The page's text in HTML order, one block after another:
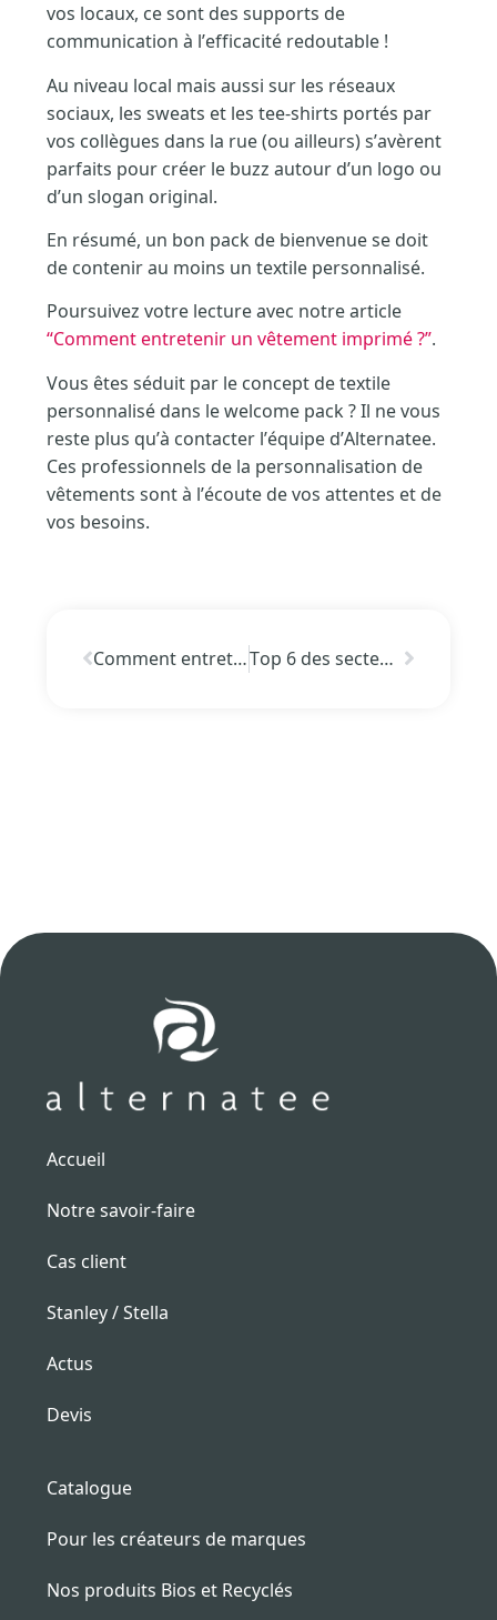
vos locaux, ce sont des supports de
communication à l’efficacité redoutable !
Au niveau local mais aussi sur les réseaux
sociaux, les sweats et les tee-shirts portés par
vos collègues dans la rue (ou ailleurs) s’avèrent
parfaits pour créer le buzz autour d’un logo ou
d’un slogan original.
En résumé, un bon pack de bienvenue se doit
de contenir au moins un textile personnalisé.
Poursuivez votre lecture avec notre article
“Comment entretenir un vêtement imprimé ?”.
Vous êtes séduit par le concept de textile
personnalisé dans le welcome pack ? Il ne vous
reste plus qu’à contacter l’équipe d’Alternatee.
Ces professionnels de la personnalisation de
vêtements sont à l’écoute de vos attentes et de
vos besoins.
Comment entretenir un vêtement imprimé ? Top 6 des secteurs d’activités où le textile personnalisé est une bonne idée !
Accueil
Notre savoir-faire
Cas client
Stanley / Stella
Actus
Devis
Catalogue
Pour les créateurs de marques
Nos produits Bios et Recyclés